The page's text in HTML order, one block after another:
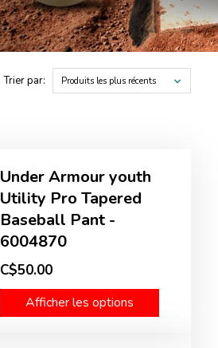
Trier par: Produits les plus récents
Under Armour youth
Utility Pro Tapered
Baseball Pant -
6004870
C$50.00
Afficher les options